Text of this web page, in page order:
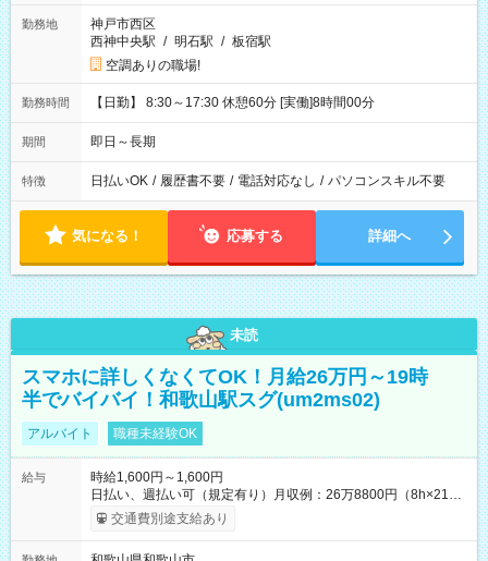
勤務地
神戸市西区
西神中央駅 / 明石駅 / 板宿駅
空調ありの職場!
勤務時間 【日勤】 8:30～17:30 休憩60分 [実働]8時間00分
期間 即日～長期
特徴 日払いOK / 履歴書不要 / 電話対応なし / パソコンスキル不要
気になる！ 応募する 詳細へ
未読
スマホに詳しくなくてOK！月給26万円～19時
半でバイバイ！和歌山駅スグ(um2ms02)
アルバイト 職種未経験OK
給与
時給1,600円～1,600円
日払い、週払い可（規定有り）月収例：26万8800円（8h×21
日） 【試用期間】試用期間なし
交通費別途支給あり